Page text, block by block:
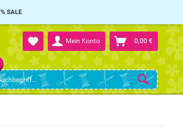
Mein Konto 0,00 €
% SALE